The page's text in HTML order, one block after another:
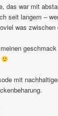
das war mit
seit langem –
was
mit